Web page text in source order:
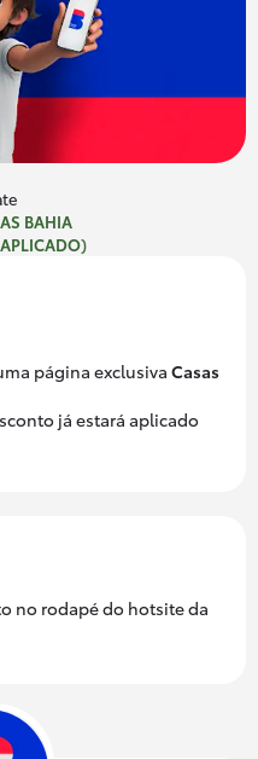
BAHIA
página exclusiva Casas
já estará aplicado
no rodapé do hotsite da